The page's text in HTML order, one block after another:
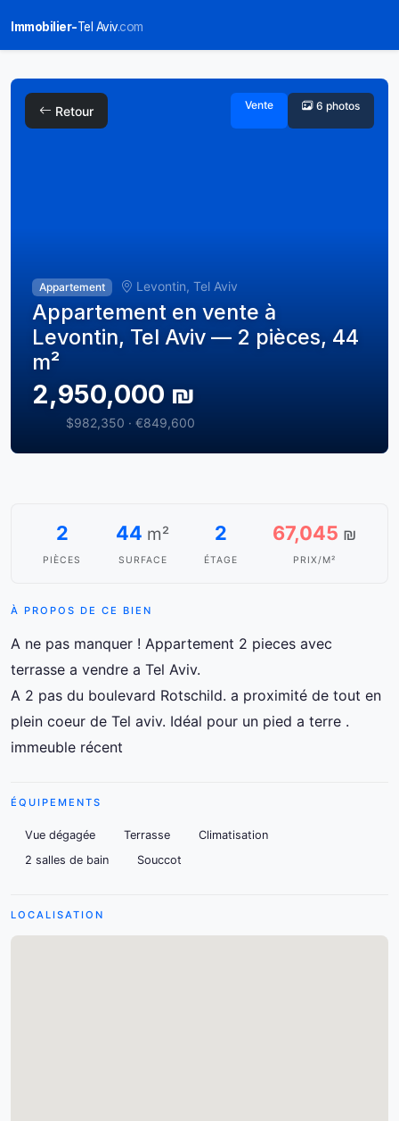
Immobilier-Tel Aviv.com
Retour Vente 6 photos
Appartement Levontin, Tel Aviv
Appartement en vente à
Levontin, Tel Aviv — 2 pièces, 44
m²
2,950,000 ₪
$982,350 · €849,600
2
PIÈCES
44 m²
SURFACE
2
ÉTAGE
67,045 ₪
PRIX/M²
À PROPOS DE CE BIEN
A ne pas manquer ! Appartement 2 pieces avec
terrasse a vendre a Tel Aviv.
A 2 pas du boulevard Rotschild. a proximité de tout en
plein coeur de Tel aviv. Idéal pour un pied a terre .
immeuble récent
ÉQUIPEMENTS
Vue dégagée Terrasse
Climatisation
2 salles de bain
Souccot
LOCALISATION